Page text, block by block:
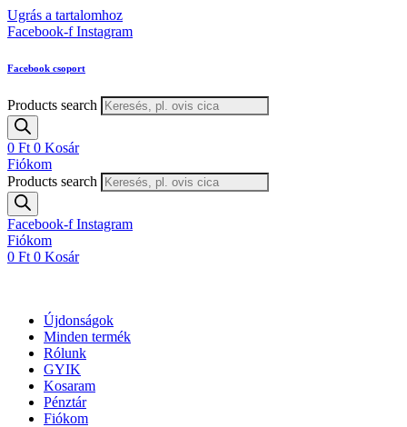
Ugrás a tartalomhoz
Facebook-f Instagram
Facebook csoport
Products search
0 Ft 0 Kosár
Fiókom
Products search
Facebook-f Instagram
Fiókom
0 Ft 0 Kosár
Újdonságok
Minden termék
Rólunk
GYIK
Kosaram
Pénztár
Fiókom